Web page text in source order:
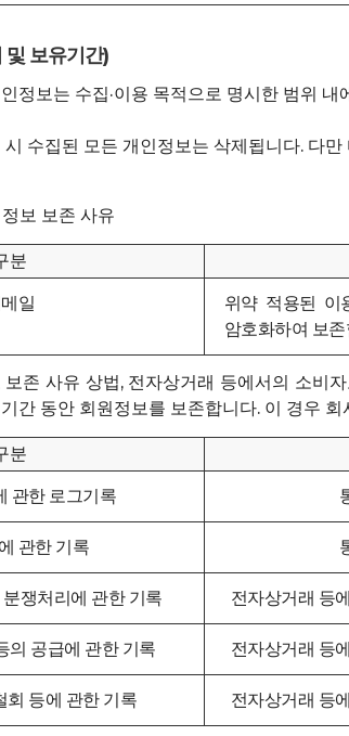
보유기간)
정보는 수집·이용 목적으로 명시한 범위
수집된 모든 개인정보는 삭제됩니다. 다
보 보존 사유
분
일
위약 적용된 이
암호화하여 보존
존 사유 상법, 전자상거래 등에서의 소비
간 동안 회원정보를 보존합니다. 이 경우
분
관한 로그기록
관한 기록
쟁처리에 관한 기록 전자상거래 등
의 공급에 관한 기록 전자상거래 등
회 등에 관한 기록 전자상거래 등